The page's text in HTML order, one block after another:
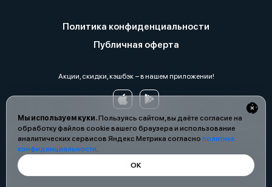
Мы используем куки.Пользуясь сайтом, вы даёте согласие на
обработку файлов cookie вашего браузера и использование
аналитических сервисов Яндекс Метрика согласно политике
конфиденциальности.
ОК
Политика конфиденциальности
Публичная оферта
Акции, скидки, кэшбэк − в нашем приложении!